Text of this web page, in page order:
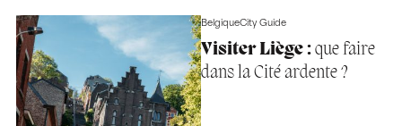
BelgiqueCity Guide
Visiter Liège :que faire
dans la Cité ardente ?